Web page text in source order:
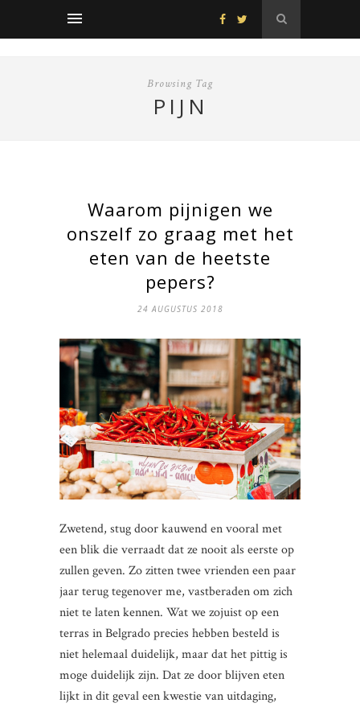
Browsing Tag
PIJN
Waarom pijnigen we
onszelf zo graag met het
eten van de heetste
pepers?
24 AUGUSTUS 2018
Zwetend, stug door kauwend en vooral met
een blik die verraadt dat ze nooit als eerste op
zullen geven. Zo zitten twee vrienden een paar
jaar terug tegenover me, vastberaden om zich
niet te laten kennen. Wat we zojuist op een
terras in Belgrado precies hebben besteld is
niet helemaal duidelijk, maar dat het pittig is
moge duidelijk zijn. Dat ze door blijven eten
lijkt in dit geval een kwestie van uitdaging,